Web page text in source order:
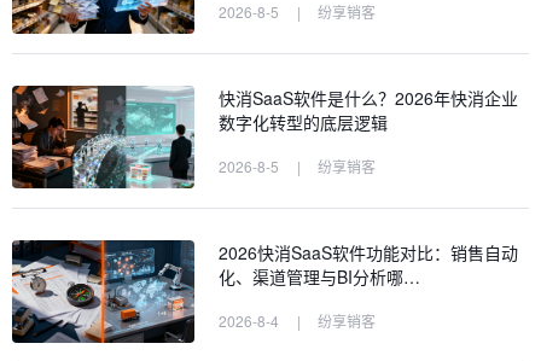
2026-8-5 | 纷享销客
快消SaaS软件是什么？2026年快消企业
数字化转型的底层逻辑
2026-8-5 | 纷享销客
2026快消SaaS软件功能对比：销售自动
化、渠道管理与BI分析哪…
2026-8-4 | 纷享销客